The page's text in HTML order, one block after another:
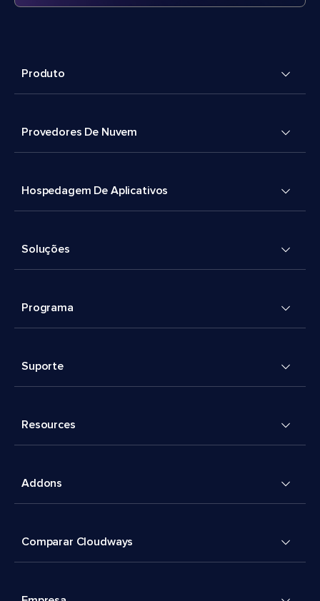
Produto
Provedores De Nuvem
Hospedagem De Aplicativos
Soluções
Programa
Suporte
Resources
Addons
Comparar Cloudways